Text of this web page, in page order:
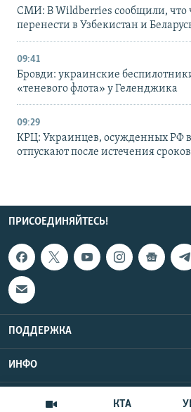
КТА
СМИ: В Wildberries сообщили, что
перенести в Узбекистан и
09:41
Бровди: украинские
«теневого флота» у Геленджика
09:29
КРЦ: Украинцев, осужденных РФ
отпускают после истечения сроков
ПРИСОЕДИНЯЙТЕСЬ!
ПОДДЕРЖКА
ИНФО
Copyright Крым.Реалии,
UTC+3